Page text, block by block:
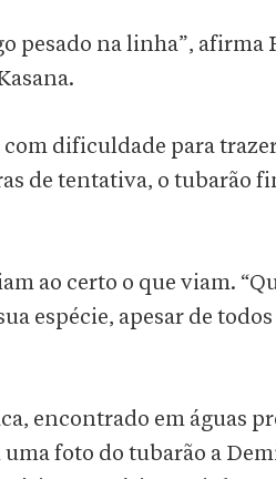
pesado na linha”,
dificuldade para
de tentativa, o tubarão
ao certo o que viam.
espécie, apesar de todos
encontrado em águas
foto do tubarão a